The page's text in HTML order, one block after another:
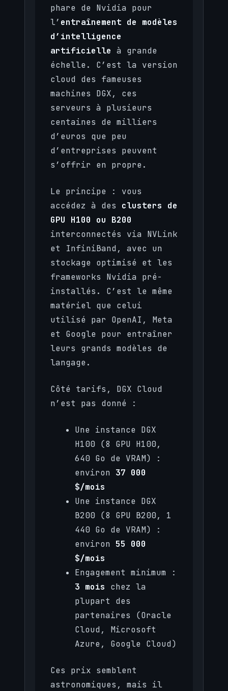
phare de Nvidia pour
l’ entraînement de modèles
d’intelligence
artificielle à grande
échelle. C’est la version
cloud des fameuses
machines DGX, ces
serveurs à plusieurs
centaines de milliers
d’euros que peu
d’entreprises peuvent
s’offrir en propre.
Le principe : vous
accédez à des clusters de
GPU H100 ou B200
interconnectés via NVLink
et InfiniBand, avec un
stockage optimisé et les
frameworks Nvidia pré-
installés. C’est le même
matériel que celui
utilisé par OpenAI, Meta
et Google pour entraîner
leurs grands modèles de
langage.
Côté tarifs, DGX Cloud
n’est pas donné :
Une instance DGX
H100 (8 GPU H100,
640 Go de VRAM) :
environ 37 000
$/mois
Une instance DGX
B200 (8 GPU B200, 1
440 Go de VRAM) :
environ 55 000
$/mois
Engagement minimum :
3 mois chez la
plupart des
partenaires (Oracle
Cloud, Microsoft
Azure, Google Cloud)
Ces prix semblent
astronomiques, mais il